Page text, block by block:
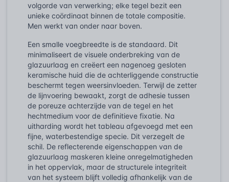
volgorde van verwerking; elke tegel bezit een
unieke coördinaat binnen de totale compositie.
Men werkt van onder naar boven.
Een smalle voegbreedte is de standaard. Dit
minimaliseert de visuele onderbreking van de
glazuurlaag en creëert een nagenoeg gesloten
keramische huid die de achterliggende constructie
beschermt tegen weersinvloeden. Terwijl de zetter
de lijnvoering bewaakt, zorgt de adhesie tussen
de poreuze achterzijde van de tegel en het
hechtmedium voor de definitieve fixatie. Na
uitharding wordt het tableau afgevoegd met een
fijne, waterbestendige specie. Dit verzegelt de
schil. De reflecterende eigenschappen van de
glazuurlaag maskeren kleine onregelmatigheden
in het oppervlak, maar de structurele integriteit
van het systeem blijft volledig afhankelijk van de